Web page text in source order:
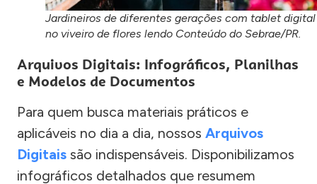
Jardineiros de diferentes gerações com tablet digital
no viveiro de flores lendo Conteúdo do Sebrae/PR.
Arquivos Digitais: Infográficos, Planilhas
e Modelos de Documentos
Para quem busca materiais práticos e
aplicáveis no dia a dia, nossos Arquivos
Digitais são indispensáveis. Disponibilizamos
infográficos detalhados que resumem